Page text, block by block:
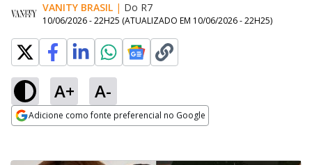
VANITY BRASIL | Do R7
10/06/2026 - 22H25 (ATUALIZADO EM 10/06/2026 - 22H25)
A+ A-
Adicione como fonte preferencial no Google